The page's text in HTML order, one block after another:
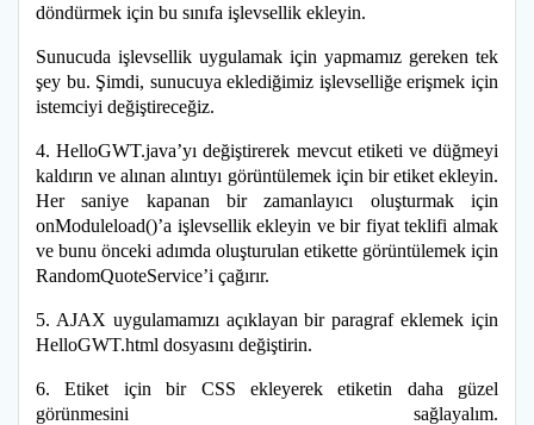
döndürmek için bu sınıfa işlevsellik ekleyin.
Sunucuda işlevsellik uygulamak için yapmamız gereken tek
şey bu. Şimdi, sunucuya eklediğimiz işlevselliğe erişmek için
istemciyi değiştireceğiz.
4. HelloGWT.java’yı değiştirerek mevcut etiketi ve düğmeyi
kaldırın ve alınan alıntıyı görüntülemek için bir etiket ekleyin.
Her saniye kapanan bir zamanlayıcı oluşturmak için
onModuleload()’a işlevsellik ekleyin ve bir fiyat teklifi almak
ve bunu önceki adımda oluşturulan etikette görüntülemek için
RandomQuoteService’i çağırır.
5. AJAX uygulamamızı açıklayan bir paragraf eklemek için
HelloGWT.html dosyasını değiştirin.
6. Etiket için bir CSS ekleyerek etiketin daha güzel
görünmesini sağlayalım.